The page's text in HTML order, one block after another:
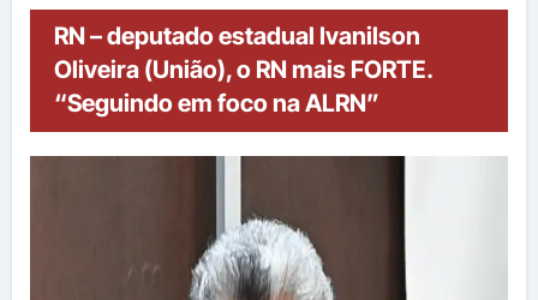
RN – deputado estadual Ivanilson
Oliveira (União), o RN mais FORTE.
“Seguindo em foco na ALRN”